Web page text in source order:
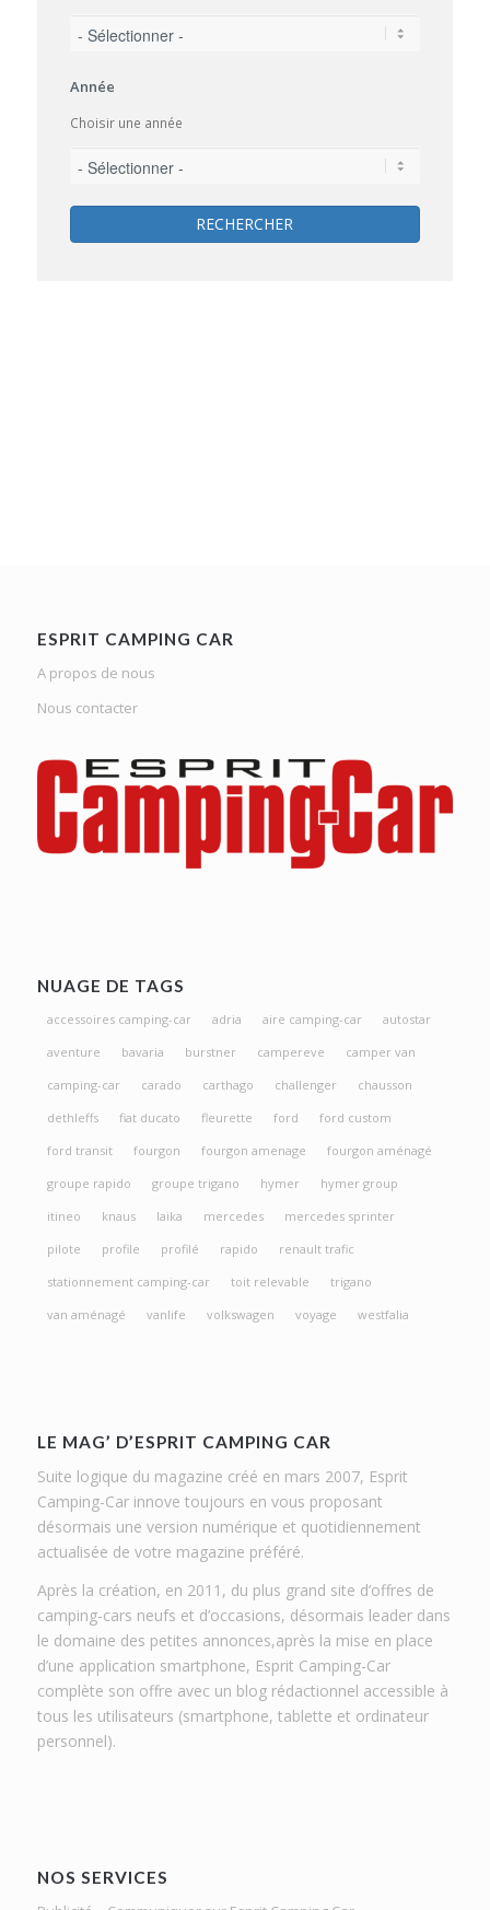
Année
Choisir une année
RECHERCHER
ESPRIT CAMPING CAR
A propos de nous
Nous contacter
NUAGE DE TAGS
accessoires camping-car adria aire camping-car
autostar
aventure
bavaria burstner campereve
camper van
camping-car
carado carthago challenger
chausson
dethleffs
fiat ducato fleurette ford
ford custom
ford transit
fourgon fourgon amenage
fourgon aménagé
groupe rapido
groupe trigano hymer
hymer group
itineo
knaus laika mercedes
mercedes sprinter
pilote
profile profilé rapido
renault trafic
stationnement camping-car
toit relevable
trigano
van aménagé
vanlife volkswagen voyage westfalia
LE MAG’ D’ESPRIT CAMPING CAR
Suite logique du magazine créé en mars 2007, Esprit
Camping-Car innove toujours en vous proposant
désormais une version numérique et quotidiennement
actualisée de votre magazine préféré.
Après la création, en 2011, du plus grand site d’offres de
camping-cars neufs et d’occasions, désormais leader dans
le domaine des petites annonces,après la mise en place
d’une application smartphone, Esprit Camping-Car
complète son offre avec un blog rédactionnel accessible à
tous les utilisateurs (smartphone, tablette et ordinateur
personnel).
NOS SERVICES